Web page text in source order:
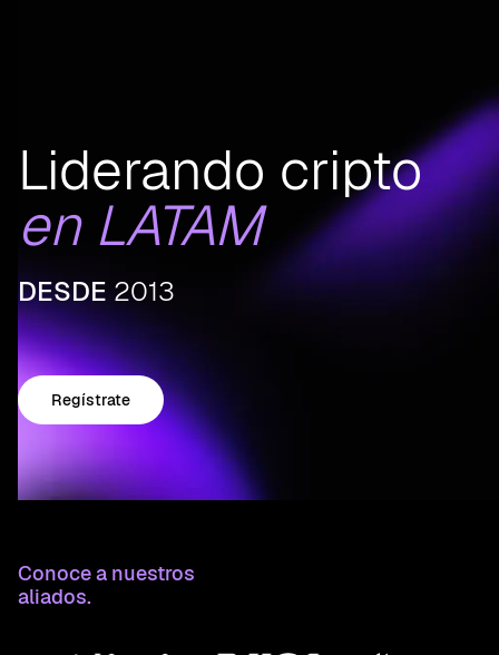
Liderando cripto
en LATAM
DESDE 2013
Regístrate
Conoce a nuestros
aliados.